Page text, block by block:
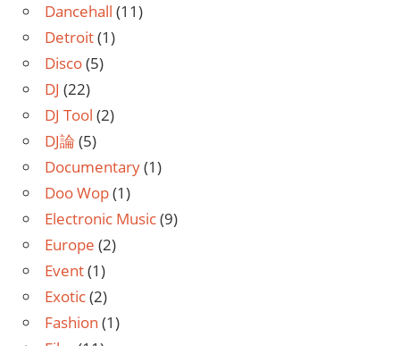
Dancehall (11)
Detroit(1)
Disco(5)
DJ (22)
DJ Tool (2)
DJ論 (5)
Documentary(1)
Doo Wop(1)
Electronic Music(9)
Europe (2)
Event(1)
Exotic(2)
Fashion (1)